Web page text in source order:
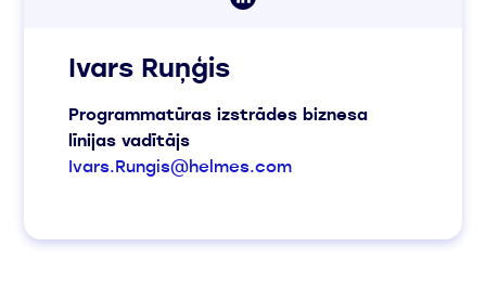
Ivars Ruņģis
Programmatūras izstrādes biznesa
līnijas vadītājs
Ivars.Rungis@helmes.com